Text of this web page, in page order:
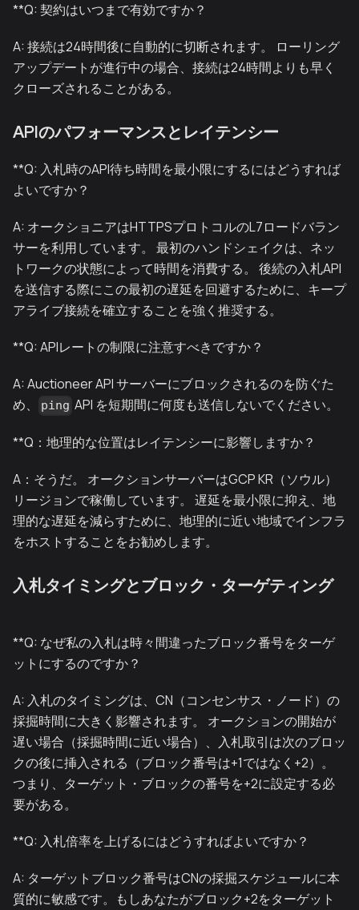
**Q: 契約はいつまで有効ですか？
A: 接続は24時間後に自動的に切断されます。 ローリング
アップデートが進行中の場合、接続は24時間よりも早く
クローズされることがある。
APIのパフォーマンスとレイテンシー
**Q: 入札時のAPI待ち時間を最小限にするにはどうすれば
よいですか？
A: オークショニアはHTTPSプロトコルのL7ロードバラン
サーを利用しています。 最初のハンドシェイクは、ネッ
トワークの状態によって時間を消費する。 後続の入札API
を送信する際にこの最初の遅延を回避するために、キープ
アライブ接続を確立することを強く推奨する。
**Q: APIレートの制限に注意すべきですか？
A: Auctioneer API サーバーにブロックされるのを防ぐた
め、
ping API を短期間に何度も送信しないでください。
**Q：地理的な位置はレイテンシーに影響しますか？
A：そうだ。 オークションサーバーはGCP KR（ソウル）
リージョンで稼働しています。 遅延を最小限に抑え、地
理的な遅延を減らすために、地理的に近い地域でインフラ
をホストすることをお勧めします。
入札タイミングとブロック・ターゲティング
**Q: なぜ私の入札は時々間違ったブロック番号をターゲ
ットにするのですか？
A: 入札のタイミングは、CN（コンセンサス・ノード）の
採掘時間に大きく影響されます。 オークションの開始が
遅い場合（採掘時間に近い場合）、入札取引は次のブロッ
クの後に挿入される（ブロック番号は+1ではなく+2）。
つまり、ターゲット・ブロックの番号を+2に設定する必
要がある。
**Q: 入札倍率を上げるにはどうすればよいですか？
A: ターゲットブロック番号はCNの採掘スケジュールに本
質的に敏感です。もしあなたがブロック+2をターゲット